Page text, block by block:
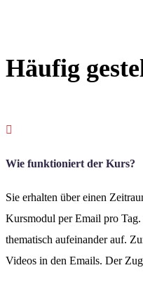
Häufig

Wie funktioniert der Kurs?
Sie erhalten über einen
Kursmodul per Email pro
thematisch aufeinander auf.
Videos in den Emails. Der